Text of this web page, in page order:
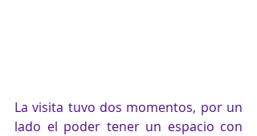
La visita tuvo dos momentos, por un
lado el poder tener un espacio con